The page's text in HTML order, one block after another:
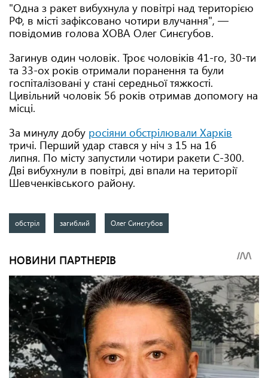
"Одна з ракет вибухнула у повітрі над територією
РФ, в місті зафіксовано чотири влучання", —
повідомив голова ХОВА Олег Синєгубов.
Загинув один чоловік. Троє чоловіків 41-го, 30-ти
та 33-ох років отримали поранення та були
госпіталізовані у стані середньої тяжкості.
Цивільний чоловік 56 років отримав допомогу на
місці.
За минулу добу росіяни обстрілювали Харків
тричі. Перший удар стався у ніч з 15 на 16
липня. По місту запустили чотири ракети С-300.
Дві вибухнули в повітрі, дві впали на території
Шевченківського району.
обстріл загиблий Олег Синєгубов